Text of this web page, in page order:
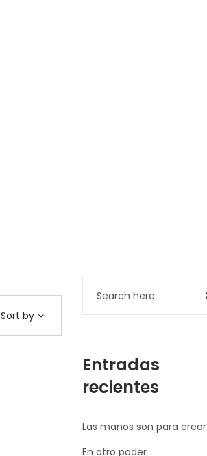
Sort by
Entradas
recientes
Las manos son para crear
En otro poder